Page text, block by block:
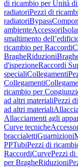
di ricambio per Unità
radiatoriPezzi di
radiatoriBypass
ambienteAccessori
smaltimento
ricambio per Raccordi
BragheRiduzioni
d'ispezioneRaccordi
specialiCollegamenti
Collegamenti
ricambio per
ad altri materialiPezzi
ad altri materiali
Allacciamenti agli
Curve tecniche
braccialettiGuarnizioni
PPTubiPezzi di
RaccordiCurvePezzi di
per BragheRiduzioni